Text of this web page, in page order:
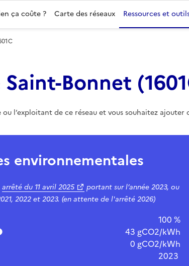
ça coûte ? Carte des réseaux Ressources et
Saint-Bonnet (
ou l’exploitant de ce réseau et vous souhaitez
environnementales
arrêté du 11 avril 2025
portant sur l’année 2023, ou
2022 et 2023. (en attente de l'arrêté 2026)
100 %
43 gCO2/kWh
0 gCO2/kWh
2023